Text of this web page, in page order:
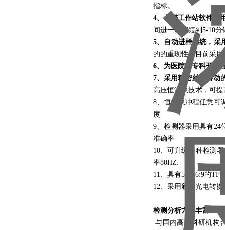
指标。
4、色谱工作站软件采
间进一步缩短到5-10
5、自动进样系统，采
的的重现性。目前采
6、为医院各专科开发
7、采用精密丝杆传动
高压恒流泵技术，可
8、恒流泵冲程任意可
度
9、检测器采用具有24
准确率
10、可升级多种检测
率80HZ.
11、具有5寸16:9的
12、采用新型光电转
检测分析方法丰富
与国内高校科研机构